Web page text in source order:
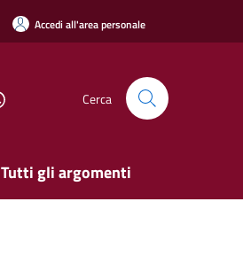
Accedi all'area personale
Cerca
Tutti gli argomenti